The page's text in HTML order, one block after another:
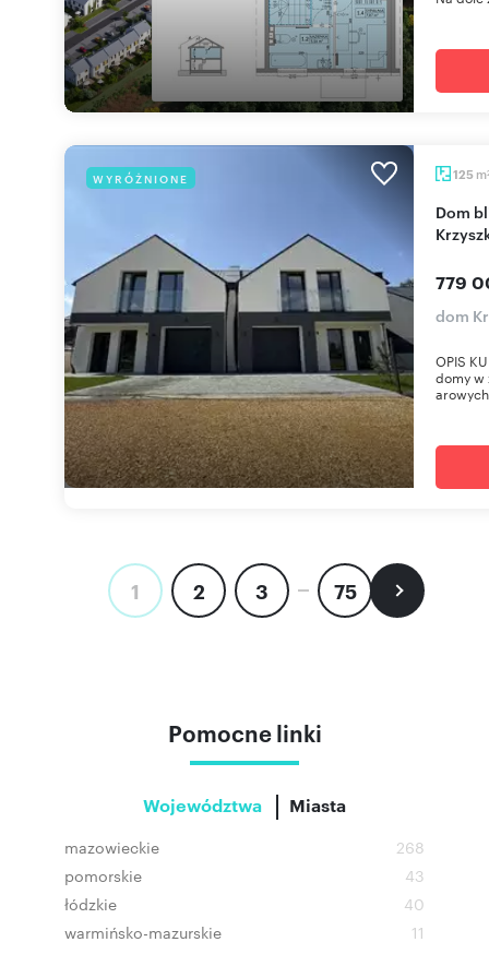
WYRÓŻNIONE 125 m
Dom bliźniak z tarasem i garażem w
779
dom
OPIS
domy w
1 2 3 75
Pomocne linki
Województwa Miasta
mazowieckie
268
pomorskie
43
łódzkie
40
warmińsko-mazurskie
11